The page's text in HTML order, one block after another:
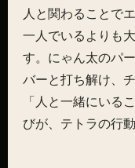
人と関わることで
一人でいるよりも
す。にゃん太のパ
バーと打ち解け、
「人と一緒にいる
びが、テトラの行